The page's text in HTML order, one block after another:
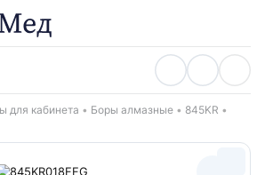
для кабинета Боры алмазные
845KR